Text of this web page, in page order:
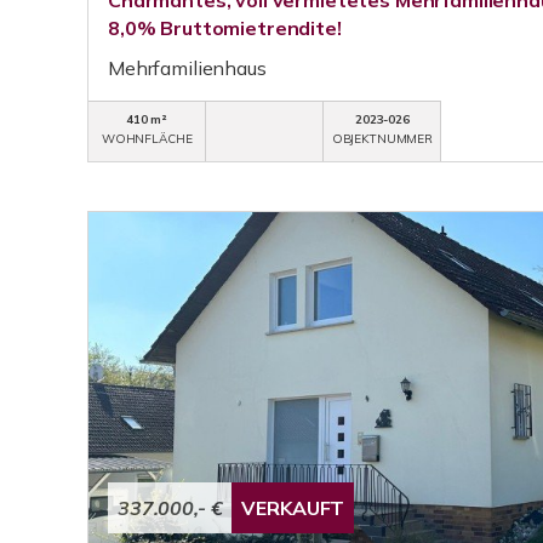
8,0% Bruttomietrendite!
Mehrfamilienhaus
410 m²
WOHNFLÄCHE
2023-026
OBJEKTNUMMER
337.000,- € VERKAUFT